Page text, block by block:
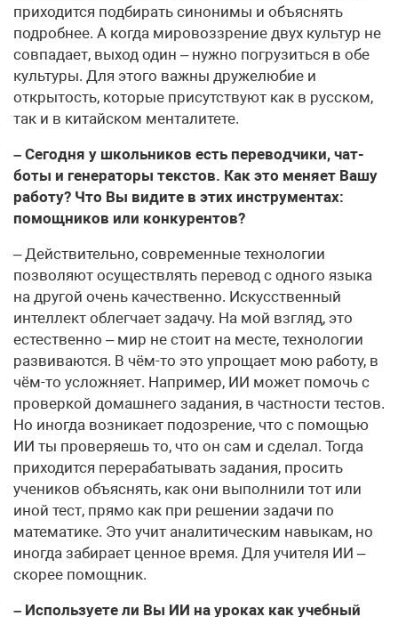
приходится подбирать синонимы и объяснять
подробнее. А когда мировоззрение двух культур не
совпадает, выход один – нужно погрузиться в обе
культуры. Для этого важны дружелюбие и
открытость, которые присутствуют как в русском,
так и в китайском менталитете.
– Сегодня у школьников есть переводчики, чат-
боты и генераторы текстов. Как это меняет Вашу
работу? Что Вы видите в этих инструментах:
помощников или конкурентов?
– Действительно, современные технологии
позволяют осуществлять перевод с одного языка
на другой очень качественно. Искусственный
интеллект облегчает задачу. На мой взгляд, это
естественно – мир не стоит на месте, технологии
развиваются. В чём-то это упрощает мою работу, в
чём-то усложняет. Например, ИИ может помочь с
проверкой домашнего задания, в частности тестов.
Но иногда возникает подозрение, что с помощью
ИИ ты проверяешь то, что он сам и сделал. Тогда
приходится перерабатывать задания, просить
учеников объяснять, как они выполнили тот или
иной тест, прямо как при решении задачи по
математике. Это учит аналитическим навыкам, но
иногда забирает ценное время. Для учителя ИИ –
скорее помощник.
– Используете ли Вы ИИ на уроках как учебный